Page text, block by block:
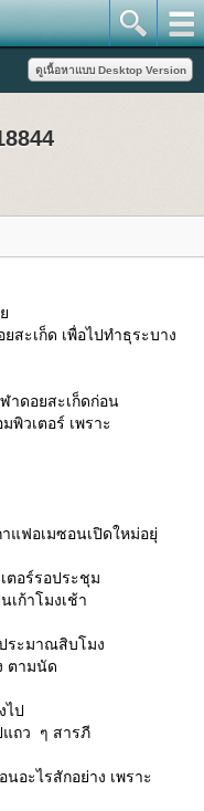
สะเก็ด เพื่อไปทำธุระบาง
าดอยสะเก็ดก่อน
พิวเตอร์ เพราะ
แฟอเมซอนเปิดใหม่อยุ่
ตอร์รอประชุม
เก้าโมงเช้า
ระมาณสิบโมง
ตามนัด
ไป
แถว ๆ สารภี
อะไรสักอย่าง เพราะ